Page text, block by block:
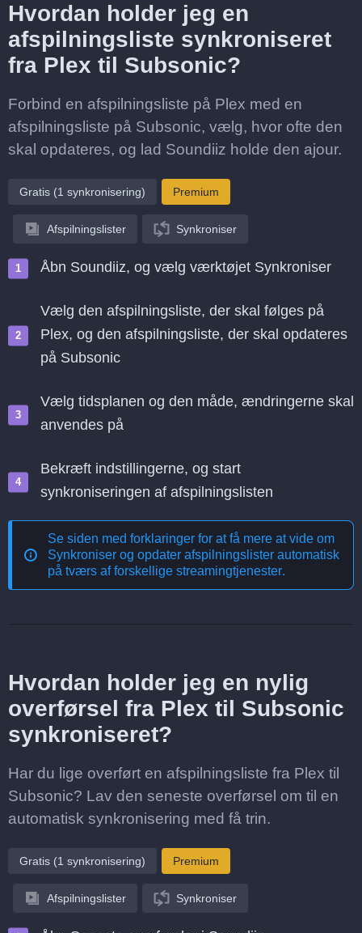
Hvordan holder jeg en
afspilningsliste synkroniseret
fra Plex til Subsonic?
Forbind en afspilningsliste på Plex med en
afspilningsliste på Subsonic, vælg, hvor ofte den
skal opdateres, og lad Soundiiz holde den ajour.
Gratis (1 synkronisering) Premium
Afspilningslister Synkroniser
Åbn Soundiiz, og vælg værktøjet Synkroniser
Vælg den afspilningsliste, der skal følges på
Plex, og den afspilningsliste, der skal opdateres
på Subsonic
Vælg tidsplanen og den måde, ændringerne skal
anvendes på
Bekræft indstillingerne, og start
synkroniseringen af afspilningslisten
Se siden med forklaringer for at få mere at vide om
Synkroniser og opdater afspilningslister automatisk
på tværs af forskellige streamingtjenester.
Hvordan holder jeg en nylig
overførsel fra Plex til Subsonic
synkroniseret?
Har du lige overført en afspilningsliste fra Plex til
Subsonic? Lav den seneste overførsel om til en
automatisk synkronisering med få trin.
Gratis (1 synkronisering) Premium
Afspilningslister Synkroniser